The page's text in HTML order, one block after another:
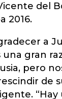
del
2016.
a
una gran
pero
de
“Hay